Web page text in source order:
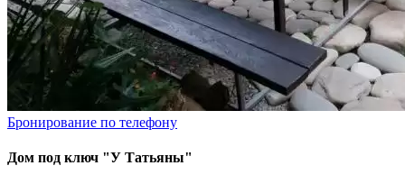
Бронирование по телефону
Дом под ключ "У Татьяны"